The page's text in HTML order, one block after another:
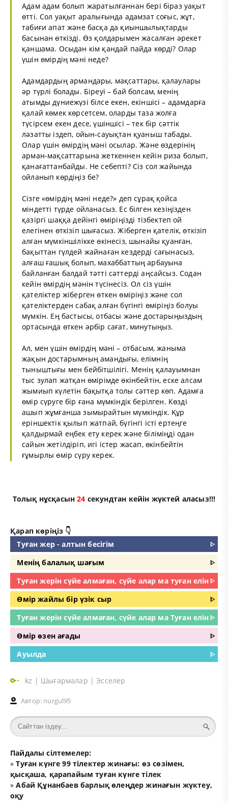
Адам адам болып жаратылғаннан бері біраз уақыт
өтті. Сол уақыт аралығында адамзат соғыс, жұт,
табиғи апат және басқа да қиыншылықтарды
басынан өткізді. Өз қолдарымен жасалған әрекет
қаншама. Осыдан кім қандай пайда көрді? Олар
үшін өмірдің мәні неде?
Адамдардың армандары, мақсаттары, қалаулары
әр түрлі болады. Біреуі – бай болсам, менің
атымды дүниежүзі білсе екен, екіншісі – адамдарға
қалай көмек көрсетсем, оларды таза жолға
түсірсем екен десе, үшіншісі – тек бір сәттік
ләзатты іздеп, ойын-сауықтан қуаныш табады.
Олар үшін өмірдің мәні осылар. Және өздерінің
арман-мақсаттарына жеткеннен кейін риза болып,
қанағаттанбайды. Не себепті? Сіз сол жайында
ойланып көрдіңіз бе?
Сізге «өмірдің мәні неде?» деп сұрақ қойса
міндетті түрде ойланасыз. Ес білген кезіңізден
қазіргі шаққа дейінгі өміріңізді тізбектеп ой
елегінен өткізіп шығасыз. Жіберген қателік, өткізіп
алған мүмкіншілікке өкінесіз, шынайы қуанған,
бақыттан гүлдей жайнаған кездерді сағынасыз,
алғаш ғашық болып, махаббаттың арбауына
байланған балдай тәтті сәттерді аңсайсыз. Содан
кейін өмірдің мәнін түсінесіз. Ол сіз үшін
қателіктер жіберген өткен өміріңіз және сол
қателіктерден сабақ алған бүгінгі өміріңіз болуы
мүмкін. Ең бастысы, отбасы және достарыңыздың
ортасында өткен әрбір сағат, минутыңыз.
Ал, мен үшін өмірдің мәні – отбасым, жаныма
жақын достарымның амандығы, елімнің
тыныштығы мен бейбітшілігі. Менің қалауымнан
тыс зулап жатқан өмірімде өкінбейтін, еске алсам
жымиып күлетін бақытқа толы сәттер көп. Адамға
өмір сүруге бір ғана мүмкіндік берілген. Көзді
ашып жұмғанша зымырайтын мүмкіндік. Құр
еріншектік қылып жатпай, бүгінгі істі ертеңге
қалдырмай еңбек ету керек және біліміңді одан
сайын жетілдіріп, игі істер жасап, өкінбейтін
ғұмырлы өмір сүру керек.
Толық нұсқасын24 секундтан кейін жүктей аласыз!!!
Қарап көріңіз 👇
Туған жер - алтын бесігім
ᐈ
Менің балалық шағым
ᐈ
Туған жерін сүйе алмаған, сүйе алар ма туған елінᐈ
Өмір жайлы бір үзік сыр
ᐈ
Туған жерін сүйе алмаған, сүйе алар ма Туған елінᐈ
Өмір өзен ағады
ᐈ
Ауылда
ᐈ
kz | Шығармалар |Эсселер
Автор: nurgul95
Пайдалы сілтемелер:
»Туған күнге 99 тілектер жинағы: өз сөзімен,
қысқаша, қарапайым туған күнге тілек
»Абай Құнанбаев барлық өлеңдер жинағын жүктеу,
оқу